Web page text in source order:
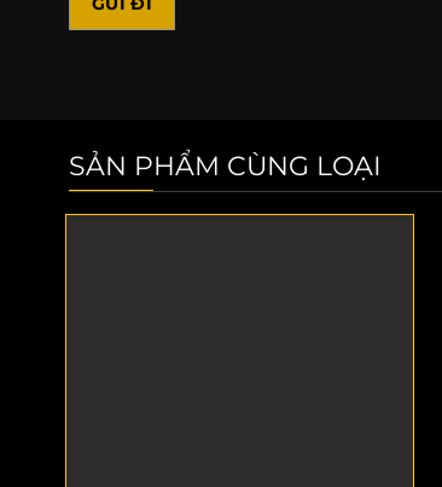
SẢN PHẨM CÙNG LOẠI